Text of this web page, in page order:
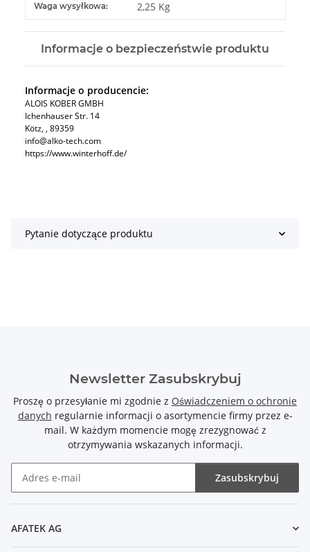
#productDetails.itemInformation#
#productDetails.itemValue#
Waga wysyłkowa: 2,25 Kg
Informacje o bezpieczeństwie produktu
Informacje o producencie:
ALOIS KOBER GMBH​
Ichenhauser Str. 14
Kötz​, , 89359
info@alko-tech.com
https://www.winterhoff.de/
Pytanie dotyczące produktu
Newsletter Zasubskrybuj
Proszę o przesyłanie mi zgodnie z Oświadczeniem o ochronie
danych regularnie informacji o asortymencie firmy przez e-
mail. W każdym momencie mogę zrezygnować z
otrzymywania wskazanych informacji.
Zasubskrybuj
AFATEK AG